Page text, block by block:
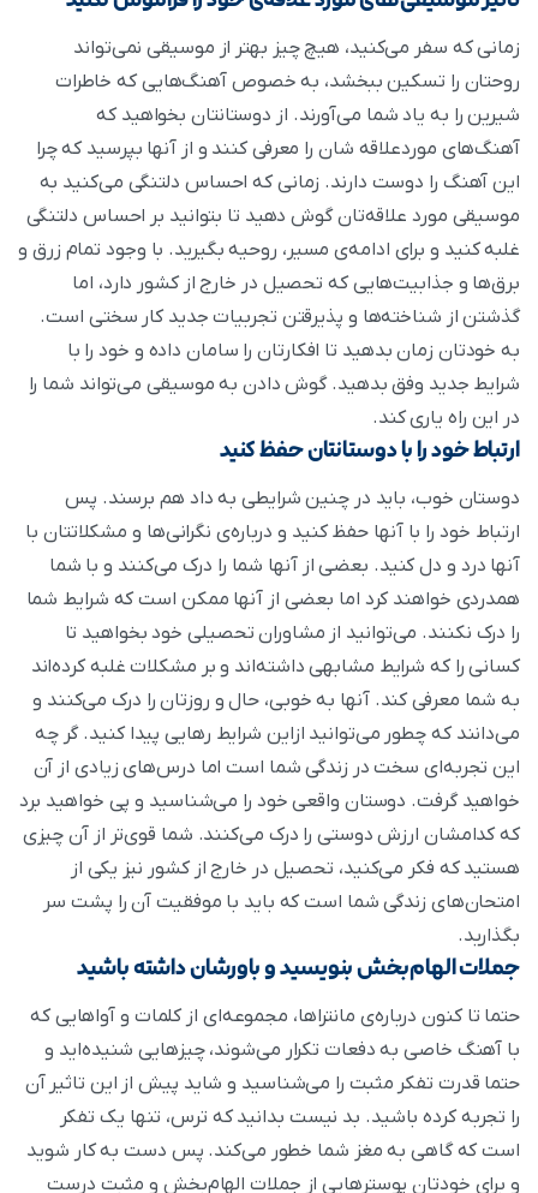
زمانی که سفر می‌کنید، هیچ چیز بهتر از موسیقی نمی‌تواند
روحتان را تسکین ببخشد، به خصوص آهنگ‌هایی که خاطرات
شیرین را به یاد شما می‌آورند. از دوستانتان بخواهید که
آهنگ‌های موردعلاقه شان را معرفی کنند و از آنها بپرسید که چرا
این آهنگ را دوست دارند. زمانی که احساس دلتنگی می‌کنید به
موسیقی مورد علاقه‌تان گوش دهید تا بتوانید بر احساس دلتنگی
غلبه کنید و برای ادامه‌ی مسیر، روحیه بگیرید. با وجود تمام زرق و
برق‌ها و جذابیت‌هایی که تحصیل در خارج از کشور دارد، اما
گذشتن از شناخته‌ها و پذیرقتن تجربیات جدید کار سختی است.
به خودتان زمان بدهید تا افکارتان را سامان داده و خود را با
شرایط جدید وفق بدهید. گوش دادن به موسیقی می‌تواند شما را
در این راه یاری کند.
ارتباط خود را با دوستانتان حفظ کنید
دوستان خوب، باید در چنین شرایطی به داد هم برسند. پس
ارتباط خود را با آنها حفظ کنید و درباره‌ی نگرانی‌ها و مشکلاتتان با
آنها درد و دل کنید. بعضی از آنها شما را درک می‌کنند و با شما
همدردی خواهند کرد اما بعضی از آنها ممکن است که شرایط شما
را درک نکنند. می‌توانید از مشاوران تحصیلی خود بخواهید تا
کسانی را که شرایط مشابهی داشته‌اند و بر مشکلات غلبه کرده‌اند
به شما معرفی کند. آنها به خوبی، حال و روزتان را درک می‌کنند و
می‌دانند که چطور می‌توانید ازاین شرایط رهایی پیدا کنید. گر چه
این تجربه‌ای سخت در زندگی شما است اما درس‌های زیادی از آن
خواهید گرفت. دوستان واقعی خود را می‌شناسید و پی خواهید برد
که کدامشان ارزش دوستی را درک می‌کنند. شما قوی‌تر از آن چیزی
هستید که فکر می‌کنید، تحصیل در خارج از کشور نیز یکی از
امتحان‌های زندگی شما است که باید با موفقیت آن را پشت سر
بگذارید.
جملات الهام‌بخش بنویسید و باورشان داشته باشید
حتما تا کنون درباره‌ی مانتراها، مجموعه‌ای از کلمات و آواهایی که
با آهنگ خاصی به دفعات تکرار می‌شوند، چیزهایی شنیده‌اید و
حتما قدرت تفکر مثبت را می‌شناسید و شاید پیش از این تاثیر آن
را تجربه کرده باشید. بد نیست بدانید که ترس، تنها یک تفکر
است که گاهی به مغز شما خطور می‌کند. پس دست به کار شوید
و برای خودتان پوستر‌هایی از جملات الهام‌بخش و مثبت درست